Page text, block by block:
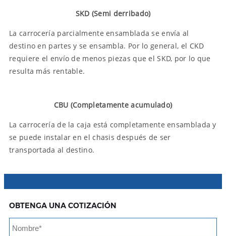
SKD (Semi derribado)
La carrocería parcialmente ensamblada se envía al
destino en partes y se ensambla. Por lo general, el CKD
requiere el envío de menos piezas que el SKD, por lo que
resulta más rentable.
CBU (Completamente acumulado)
La carrocería de la caja está completamente ensamblada y
se puede instalar en el chasis después de ser
transportada al destino.
OBTENGA UNA COTIZACIÓN